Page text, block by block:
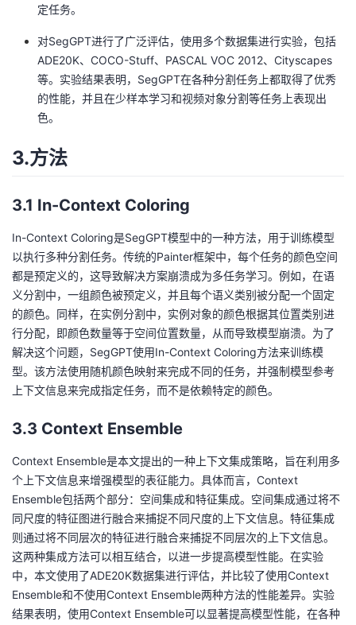
定任务。
对SegGPT进行了广泛评估，使用多个数据集进行实验，包括
ADE20K、COCO-Stuff、PASCAL VOC 2012、Cityscapes
等。实验结果表明，SegGPT在各种分割任务上都取得了优秀
的性能，并且在少样本学习和视频对象分割等任务上表现出
色。
3.方法
3.1 In-Context Coloring
In-Context Coloring是SegGPT模型中的一种方法，用于训练模型
以执行多种分割任务。传统的Painter框架中，每个任务的颜色空间
都是预定义的，这导致解决方案崩溃成为多任务学习。例如，在语
义分割中，一组颜色被预定义，并且每个语义类别被分配一个固定
的颜色。同样，在实例分割中，实例对象的颜色根据其位置类别进
行分配，即颜色数量等于空间位置数量，从而导致模型崩溃。为了
解决这个问题，SegGPT使用In-Context Coloring方法来训练模
型。该方法使用随机颜色映射来完成不同的任务，并强制模型参考
上下文信息来完成指定任务，而不是依赖特定的颜色。
3.3 Context Ensemble
Context Ensemble是本文提出的一种上下文集成策略，旨在利用多
个上下文信息来增强模型的表征能力。具体而言，Context
Ensemble包括两个部分：空间集成和特征集成。空间集成通过将不
同尺度的特征图进行融合来捕捉不同尺度的上下文信息。特征集成
则通过将不同层次的特征进行融合来捕捉不同层次的上下文信息。
这两种集成方法可以相互结合，以进一步提高模型性能。在实验
中，本文使用了ADE20K数据集进行评估，并比较了使用Context
Ensemble和不使用Context Ensemble两种方法的性能差异。实验
结果表明，使用Context Ensemble可以显著提高模型性能，在各种